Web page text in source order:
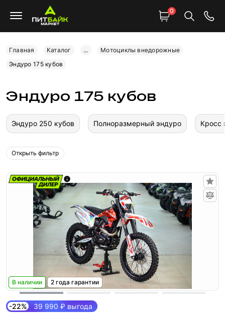
0
Главная Каталог ...
Мотоциклы внедорожные
Эндуро 175 кубов
Эндуро 175 кубов
Эндуро 250 кубов Полноразмерный эндуро Кросс
Открыть фильтр
В наличии 2 года гарантии
-22% 39 990 ₽ выгода